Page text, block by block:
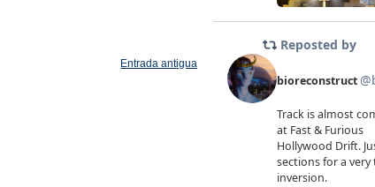
Entrada antigua